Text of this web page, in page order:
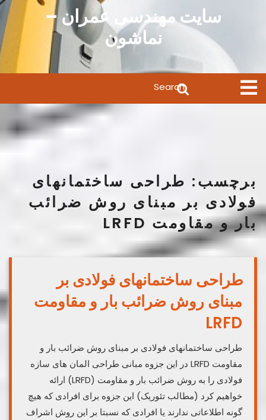
سایت مهندسی عمران –
نماشون
Open
Menu
for:
برچسب: طراحی ساختمانهای
فولادی بر مبنای روش ضرائب
بار و مقاومت LRFD
طراحی ساختمانهای فولادی بر
مبنای روش ضرائب بار و مقاومت
LRFD
طراحی ساختمانهای فولادی بر مبنای روش ضرائب بار و
مقاومت LRFD در این جزوه مبانی طراحی المان های سازه
فولادی را به روش ضرائب بار و مقاومت (LRFD) ارائه
خواهیم کرد (مطالب تئوریک) این جزوه برای افرادی که هیچ
گونه اطلاعاتی ندارند یا افرادی که نسبتا بر این روش اشراف